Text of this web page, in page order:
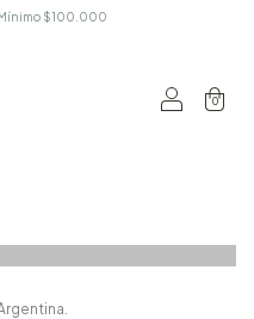
$100.000
0